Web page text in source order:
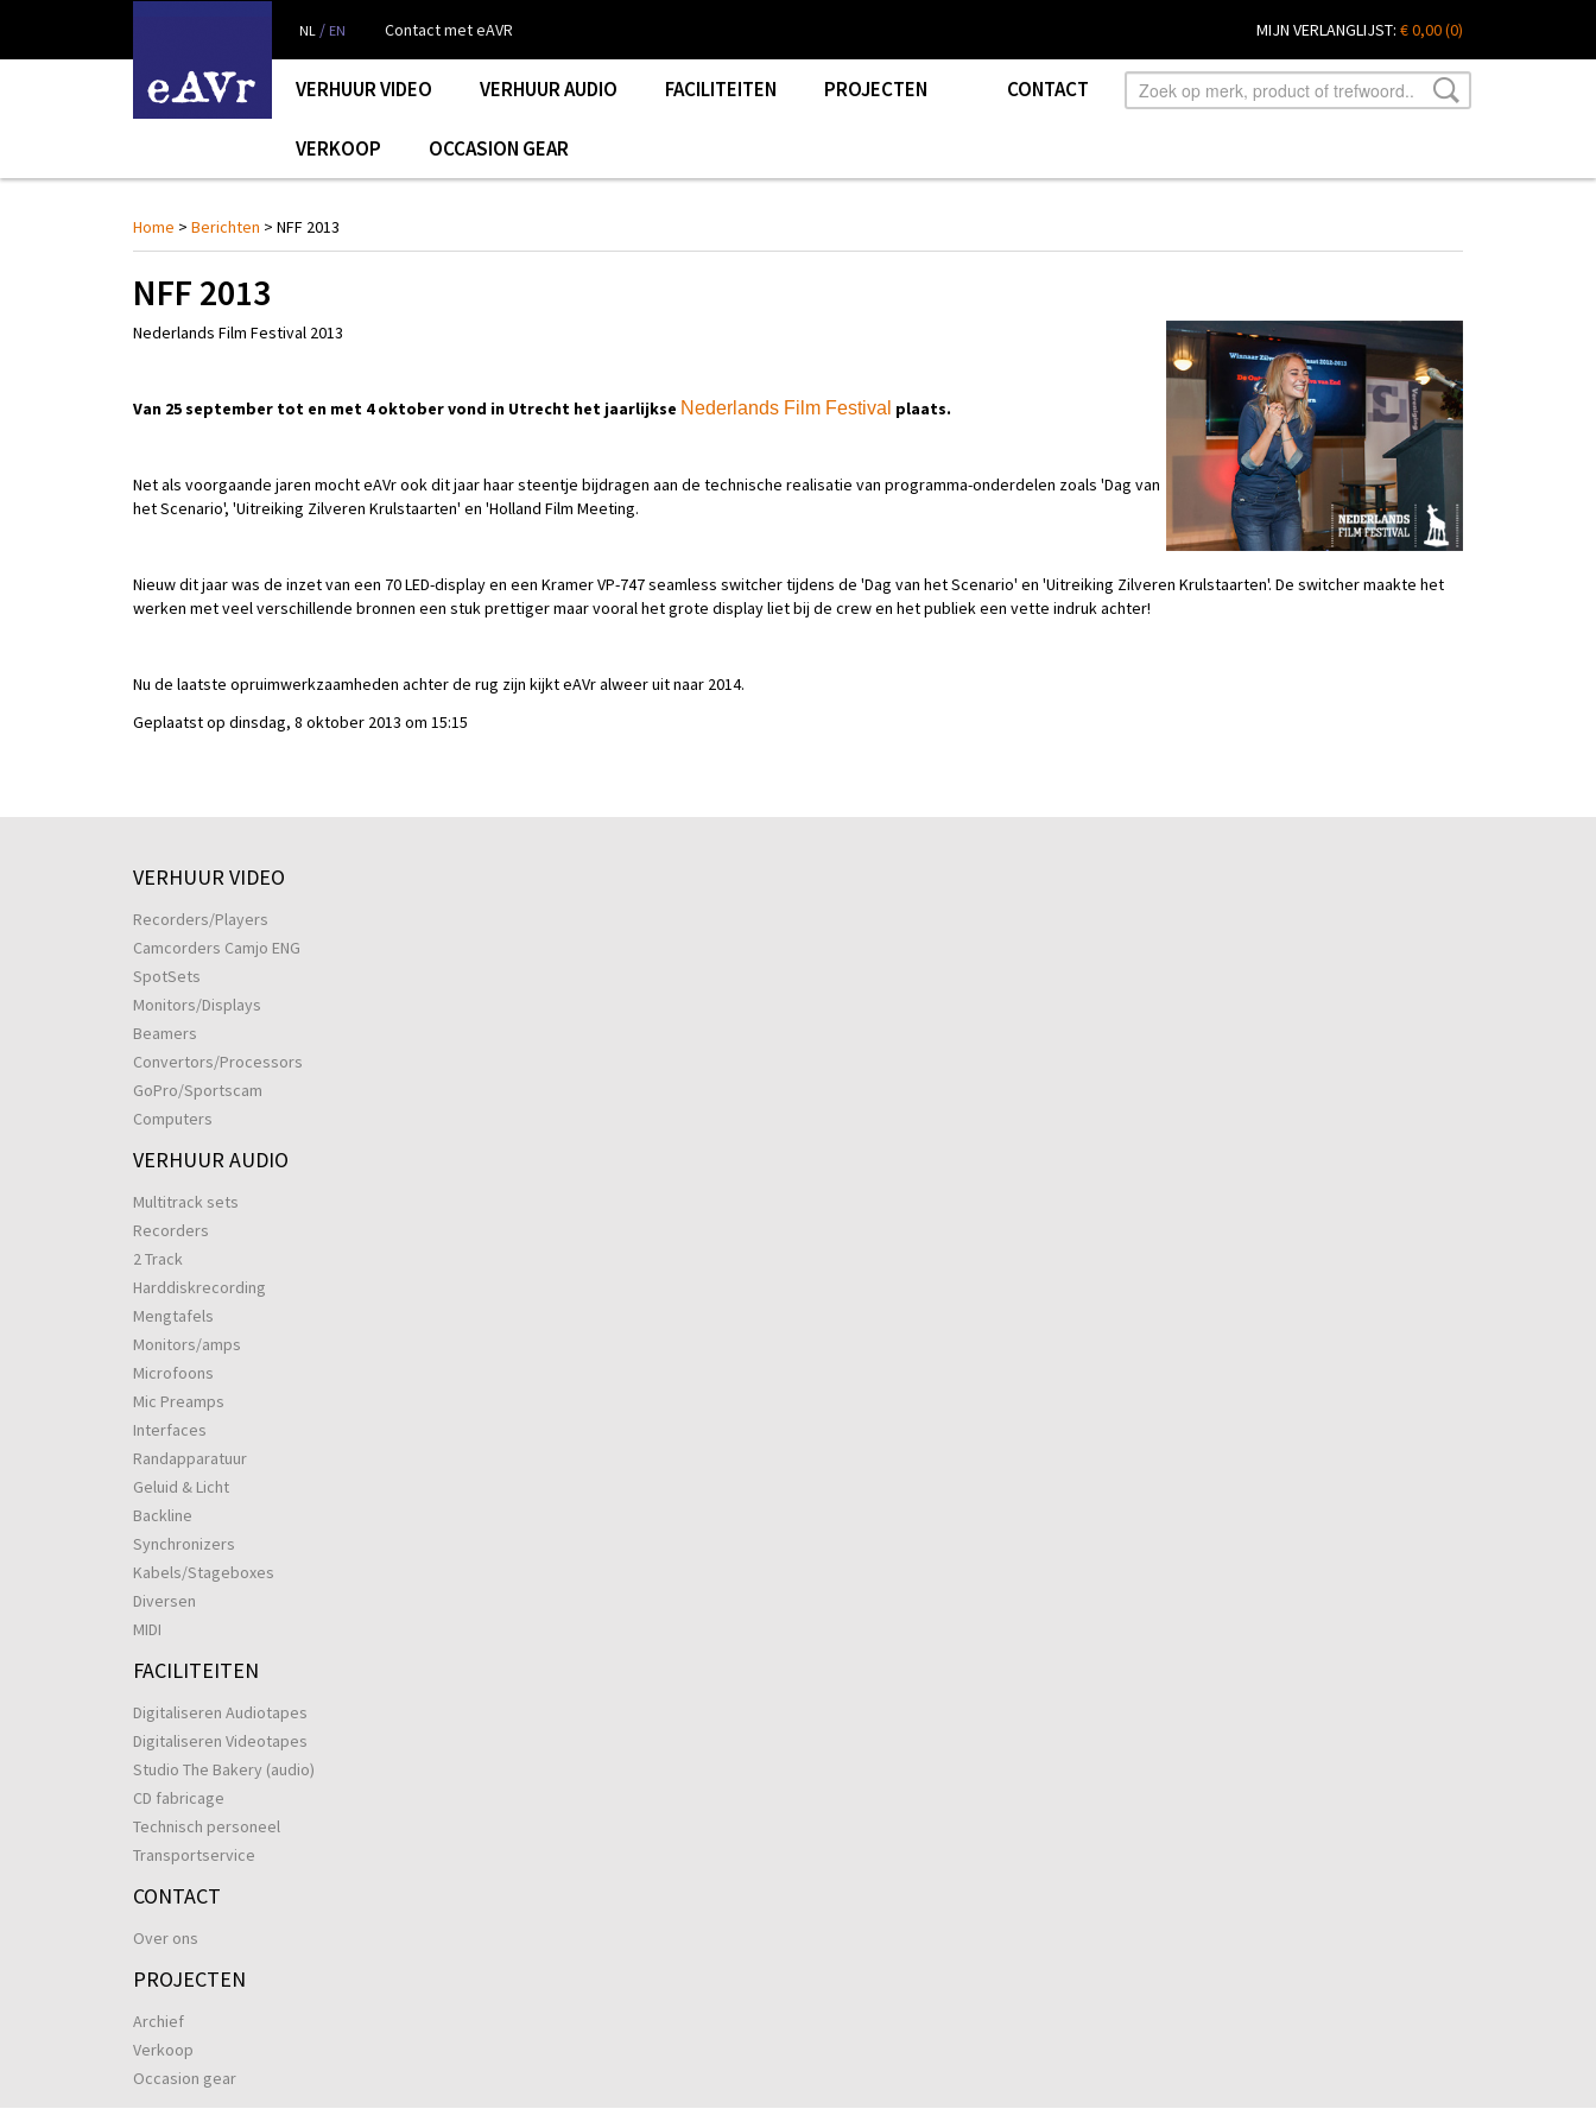
NL / EN Contact met eAVR MIJN VERLANGLIJST: € 0,00(0)
VERHUUR VIDEO VERHUUR AUDIO FACILITEITEN CONTACT
PROJECTEN
VERKOOP OCCASION GEAR
Home > Berichten > NFF 2013
NFF 2013
Nederlands Film Festival 2013
Van 25 september tot en met 4 oktober vond in Utrecht het jaarlijkse Nederlands Film Festival plaats.
Net als voorgaande jaren mocht eAVr ook dit jaar haar steentje bijdragen aan de technische realisatie van programma-onderdelen zoals 'Dag van
het Scenario', 'Uitreiking Zilveren Krulstaarten' en 'Holland Film Meeting.
Nieuw dit jaar was de inzet van een 70 LED-display en een Kramer VP-747 seamless switcher tijdens de 'Dag van het Scenario' en 'Uitreiking Zilveren Krulstaarten'. De switcher maakte het
werken met veel verschillende bronnen een stuk prettiger maar vooral het grote display liet bij de crew en het publiek een vette indruk achter!
Nu de laatste opruimwerkzaamheden achter de rug zijn kijkt eAVr alweer uit naar 2014.
Geplaatst op dinsdag, 8 oktober 2013 om 15:15
VERHUUR VIDEO
Recorders/Players
Camcorders Camjo ENG
SpotSets
Monitors/Displays
Beamers
Convertors/Processors
GoPro/Sportscam
Computers
VERHUUR AUDIO
Multitrack sets
Recorders
2 Track
Harddiskrecording
Mengtafels
Monitors/amps
Microfoons
Mic Preamps
Interfaces
Randapparatuur
Geluid & Licht
Backline
Synchronizers
Kabels/Stageboxes
Diversen
MIDI
FACILITEITEN
Digitaliseren Audiotapes
Digitaliseren Videotapes
Studio The Bakery (audio)
CD fabricage
Technisch personeel
Transportservice
CONTACT
Over ons
PROJECTEN
Archief
Verkoop
Occasion gear